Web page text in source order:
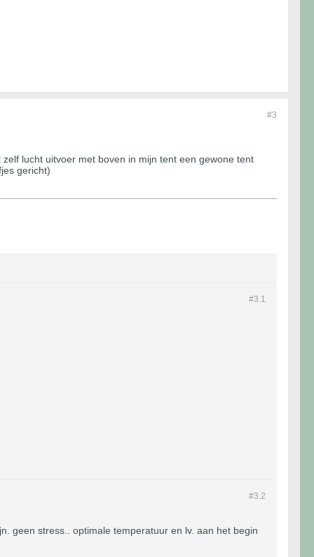
#3
lucht uitvoer met boven in mijn tent een gewone tent
gericht)
#3. 1
#3. 2
geen stress.. optimale temperatuur en lv. aan het begin